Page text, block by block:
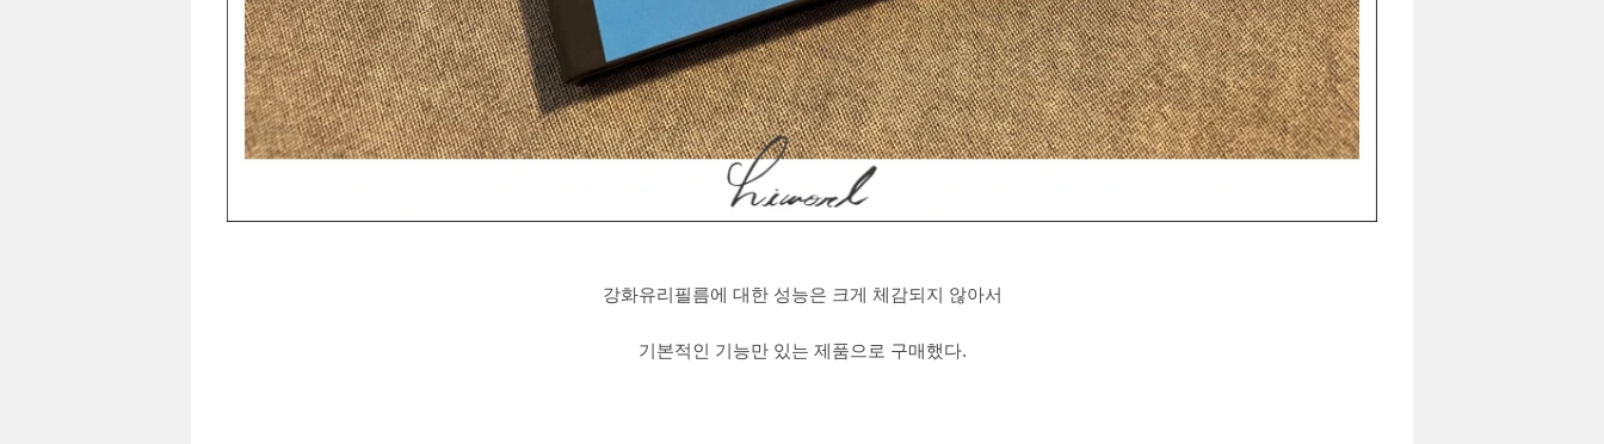
강화유리필름에 대한 성능은 크게 체감되지 않아서
기본적인 기능만 있는 제품으로 구매했다.